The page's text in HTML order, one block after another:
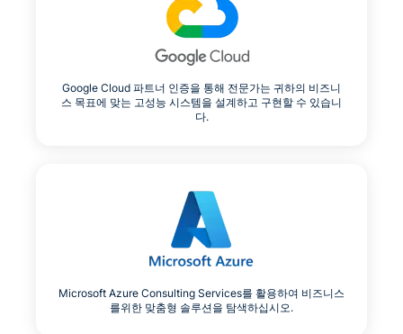
Google Cloud 파트너 인증을 통해 전문가는 귀하의 비즈니
스 목표에 맞는 고성능 시스템을 설계하고 구현할 수 있습니
다.
Microsoft Azure Consulting Services를 활용하여 비즈니스
를위한 맞춤형 솔루션을 탐색하십시오.